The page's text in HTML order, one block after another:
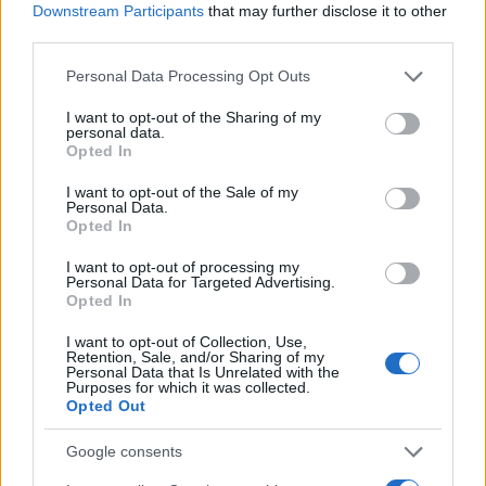
Downstream Participants that may further disclose it to other
Please note that this website/app uses one or more Google
not limited to your visit or usage behaviour. You may click to
grant or deny consent to Google and its third-party tags to
use your data for below specified purposes in below Google
consent section.
Personal Data Processing Opt Outs
I want to opt-out of the Sharing of my
personal data.
Opted In
I want to opt-out of the Sale of my
Personal Data.
Opted In
I want to opt-out of processing my
Personal Data for Targeted Advertising.
Opted In
I want to opt-out of Collection, Use,
Retention, Sale, and/or Sharing of my
Personal Data that Is Unrelated with the
Purposes for which it was collected.
Opted Out
Google consents
διαιτητές, τι τους είπατε;
"Ναι ήταν το τελευταίο του παιχνίδι".
Δεν ήσασταν ικανοποιημένος με τις αποφάσεις